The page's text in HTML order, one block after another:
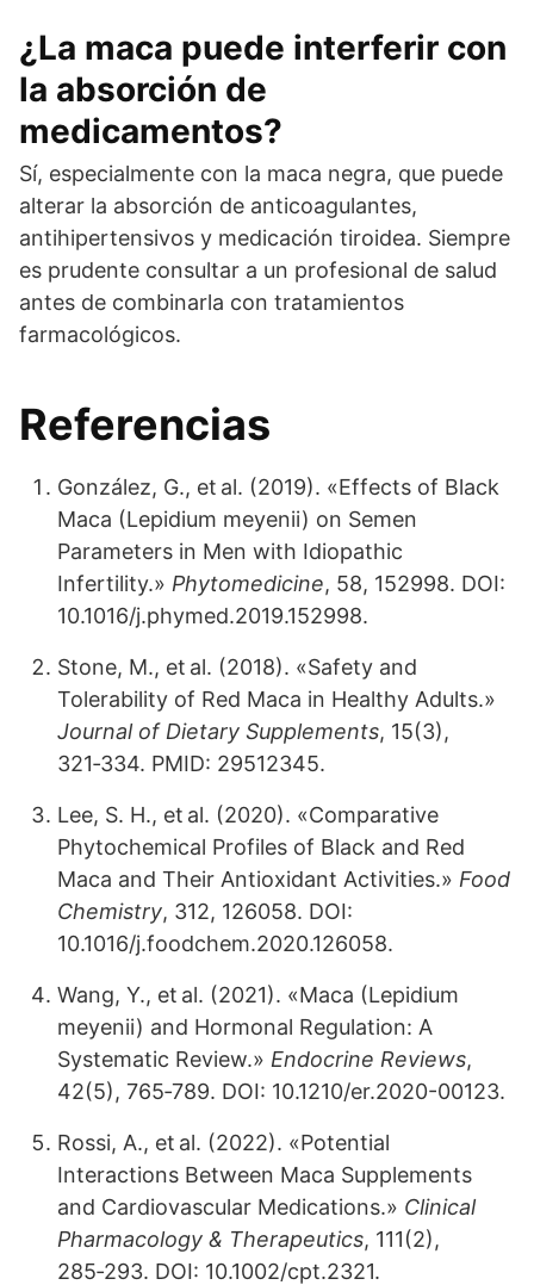
¿La maca puede interferir con
la absorción de
medicamentos?
Sí, especialmente con la maca negra, que puede
alterar la absorción de anticoagulantes,
antihipertensivos y medicación tiroidea. Siempre
es prudente consultar a un profesional de salud
antes de combinarla con tratamientos
farmacológicos.
Referencias
González, G., et al. (2019). «Effects of Black
Maca (Lepidium meyenii) on Semen
Parameters in Men with Idiopathic
Infertility.» Phytomedicine, 58, 152998. DOI:
10.1016/j.phymed.2019.152998.
Stone, M., et al. (2018). «Safety and
Tolerability of Red Maca in Healthy Adults.»
Journal of Dietary Supplements, 15(3),
321‑334. PMID: 29512345.
Lee, S. H., et al. (2020). «Comparative
Phytochemical Profiles of Black and Red
Maca and Their Antioxidant Activities.» Food
Chemistry, 312, 126058. DOI:
10.1016/j.foodchem.2020.126058.
Wang, Y., et al. (2021). «Maca (Lepidium
meyenii) and Hormonal Regulation: A
Systematic Review.» Endocrine Reviews,
42(5), 765‑789. DOI: 10.1210/er.2020-00123.
Rossi, A., et al. (2022). «Potential
Interactions Between Maca Supplements
and Cardiovascular Medications.» Clinical
Pharmacology & Therapeutics, 111(2),
285‑293. DOI: 10.1002/cpt.2321.